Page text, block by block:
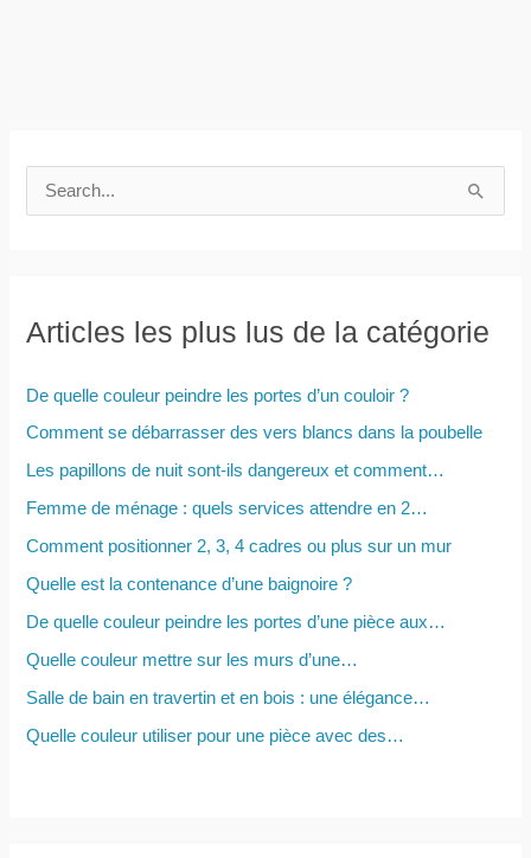
e
e
c
h
:
Articles les plus lus de la catégorie
De quelle couleur peindre les portes d’un couloir ?
Comment se débarrasser des vers blancs dans la poubelle
Les papillons de nuit sont-ils dangereux et comment…
Femme de ménage : quels services attendre en 2…
Comment positionner 2, 3, 4 cadres ou plus sur un mur
Quelle est la contenance d’une baignoire ?
De quelle couleur peindre les portes d’une pièce aux…
Quelle couleur mettre sur les murs d’une…
Salle de bain en travertin et en bois : une élégance…
Quelle couleur utiliser pour une pièce avec des…